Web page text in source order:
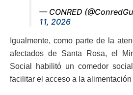
— CONRED
11, 2026
Igualmente, como parte de la
afectados de Santa Rosa, el
Social habilitó un comedor
facilitar el acceso a la